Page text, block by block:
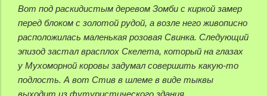
Вот под раскидистым деревом Зомби с киркой замер
перед блоком с золотой рудой, а возле него живописно
расположилась маленькая розовая Свинка. Следующий
эпизод застал врасплох Скелета, который на глазах
у Мухоморной коровы задумал совершить какую-то
подлость. А вот Стив в шлеме в виде тыквы
выходит из футуристического здания.